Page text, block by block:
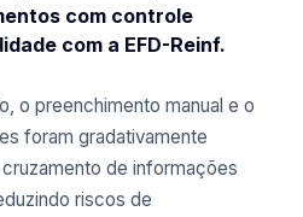
com controle
com a EFD-Reinf.
o preenchimento manual e o
foram gradativamente
de informações
riscos de